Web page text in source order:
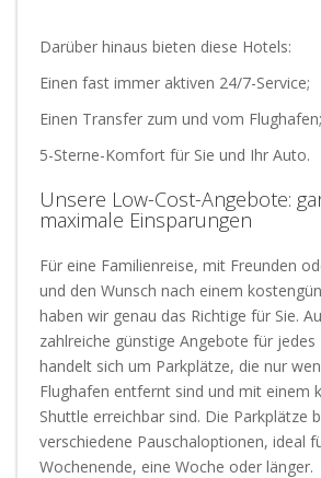
Darüber hinaus bieten diese Hotels:
Einen fast immer aktiven 24/7-Service;
Einen Transfer zum und vom Flughafen;
5-Sterne-Komfort für Sie und Ihr Auto.
Unsere Low-Cost-Angebote:
maximale Einsparungen
Für eine Familienreise, mit Freunden
und den Wunsch nach einem
haben wir genau das Richtige für Sie.
zahlreiche günstige Angebote für jedes
handelt sich um Parkplätze, die nur
Flughafen entfernt sind und mit einem
Shuttle erreichbar sind. Die Parkplätze
verschiedene Pauschaloptionen, ideal
Wochenende, eine Woche oder länger.